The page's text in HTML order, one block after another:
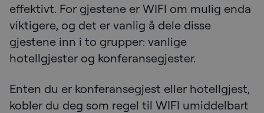
effektivt. For gjestene er WIFI om mulig enda
viktigere, og det er vanlig å dele disse
gjestene inn i to grupper: vanlige
hotellgjester og konferansegjester.
Enten du er konferansegjest eller hotellgjest,
kobler du deg som regel til WIFI umiddelbart